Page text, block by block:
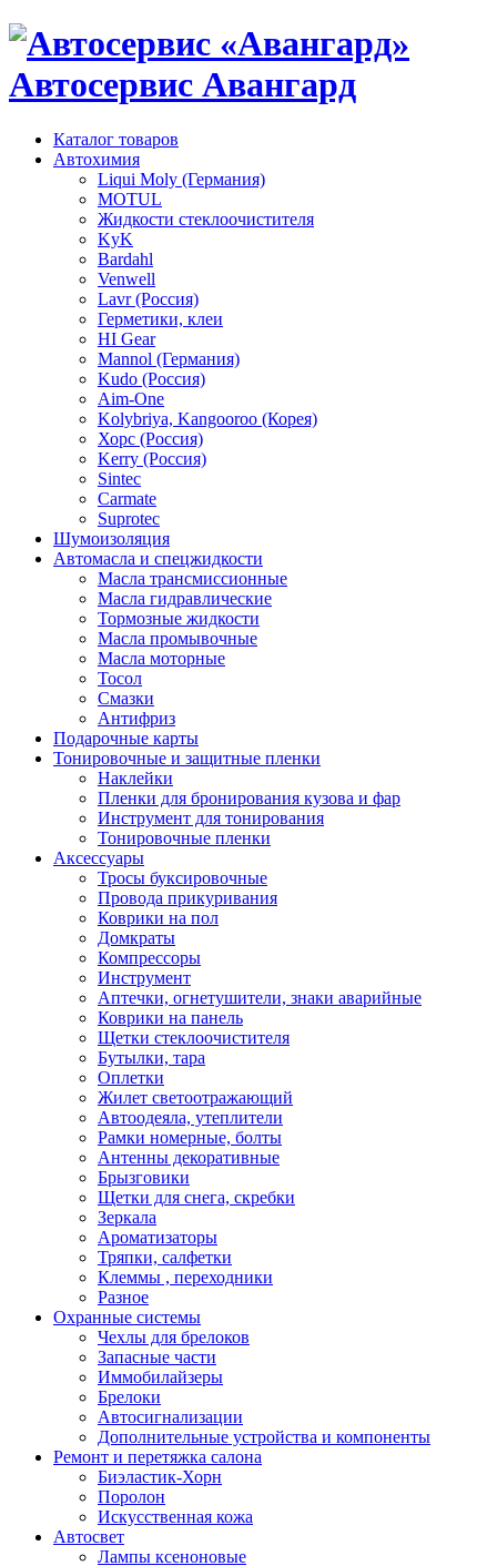
Автосервис Авангард
Каталог товаров
Автохимия
Liqui Moly (Германия)
MOTUL
Жидкости стеклоочистителя
KyK
Bardahl
Venwell
Lavr (Россия)
Герметики, клеи
HI Gear
Mannol (Германия)
Kudo (Россия)
Aim-One
Kolybriya, Kangooroo (Корея)
Хорс (Россия)
Kerry (Россия)
Sintec
Carmate
Suprotec
Шумоизоляция
Автомасла и спецжидкости
Масла трансмиссионные
Масла гидравлические
Тормозные жидкости
Масла промывочные
Масла моторные
Тосол
Смазки
Антифриз
Подарочные карты
Тонировочные и защитные пленки
Наклейки
Пленки для бронирования кузова и фар
Инструмент для тонирования
Тонировочные пленки
Аксессуары
Тросы буксировочные
Провода прикуривания
Коврики на пол
Домкраты
Компрессоры
Инструмент
Аптечки, огнетушители, знаки аварийные
Коврики на панель
Щетки стеклоочистителя
Бутылки, тара
Оплетки
Жилет светоотражающий
Автоодеяла, утеплители
Рамки номерные, болты
Антенны декоративные
Брызговики
Щетки для снега, скребки
Зеркала
Ароматизаторы
Тряпки, салфетки
Клеммы , переходники
Разное
Охранные системы
Чехлы для брелоков
Запасные части
Иммобилайзеры
Брелоки
Автосигнализации
Дополнительные устройства и компоненты
Ремонт и перетяжка салона
Биэластик-Хорн
Поролон
Искусственная кожа
Автосвет
Лампы ксеноновые